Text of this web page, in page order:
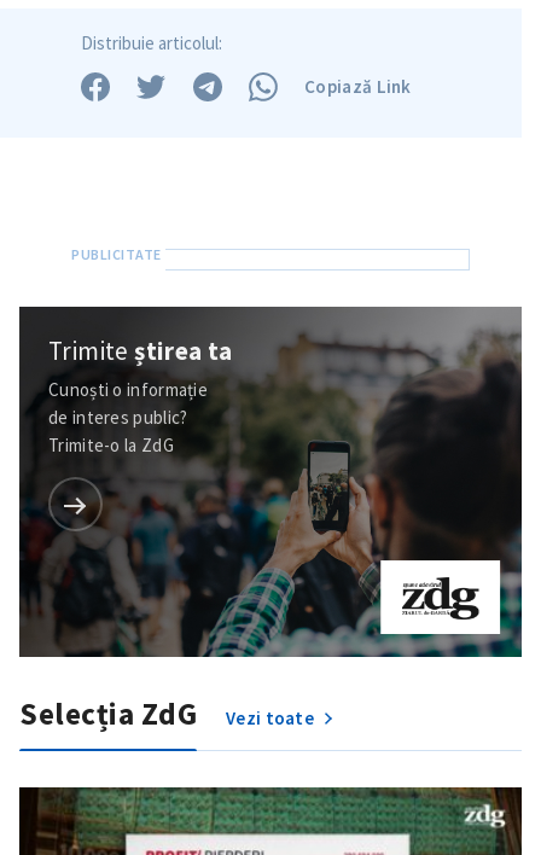
Distribuie articolul:
Copiază Link
Trimiteștirea ta
Cunoști o informație
de interes public?
Trimite-o la ZdG
Selecția ZdG Vezi toate